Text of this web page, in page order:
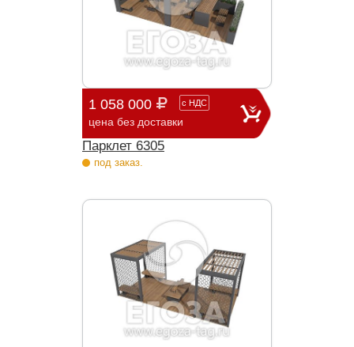
1 058 000 с НДС
цена без доставки
Парклет 6305
под заказ.